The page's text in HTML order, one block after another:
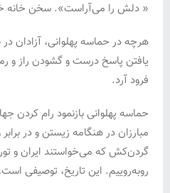
« دلش را می‌آراست». سخن خانه
هرچه در حماسه پهلوانی، آزادان
یافتن پاسخ درست و گشودن راز و
فرود آرد.
حماسه پهلوانی بازنمود رام کردن
مبارزان در هنگامه زیستن و در
گردن‌کش که می‌خواستند ایران و
روبه‌روییم. این تاریخ، توصیفی